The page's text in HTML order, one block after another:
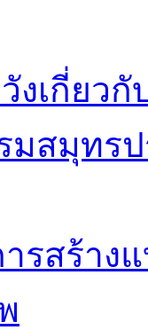
เกี่ยวกั
มสมุทร
ารสร้า